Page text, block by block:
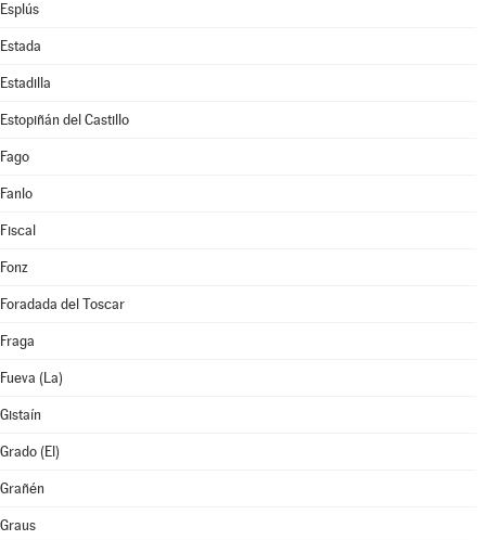
Esplús
Estada
Estadilla
Estopiñán del Castillo
Fago
Fanlo
Fiscal
Fonz
Foradada del Toscar
Fraga
Fueva (La)
Gistaín
Grado (El)
Grañén
Graus